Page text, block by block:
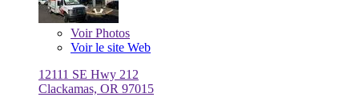
VoirPhotos
Voir le site Web
12111 SE Hwy 212
Clackamas, OR 97015